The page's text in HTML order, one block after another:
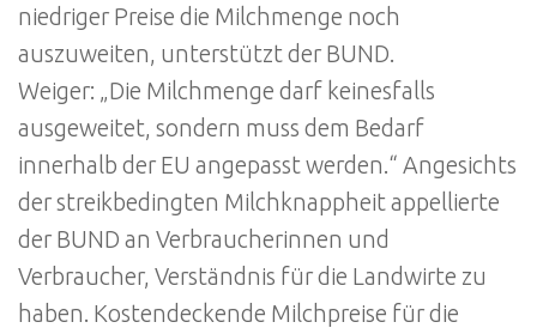
niedriger Preise die Milchmenge noch
auszuweiten, unterstützt der BUND.
Weiger: „Die Milchmenge darf keinesfalls
ausgeweitet, sondern muss dem Bedarf
innerhalb der EU angepasst werden.“ Angesichts
der streikbedingten Milchknappheit appellierte
der BUND an Verbraucherinnen und
Verbraucher, Verständnis für die Landwirte zu
haben. Kostendeckende Milchpreise für die